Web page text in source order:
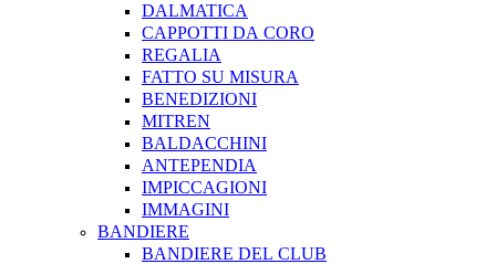
DALMATICA
CAPPOTTI DA CORO
REGALIA
FATTO SU MISURA
BENEDIZIONI
MITREN
BALDACCHINI
ANTEPENDIA
IMPICCAGIONI
IMMAGINI
BANDIERE
BANDIERE DEL CLUB